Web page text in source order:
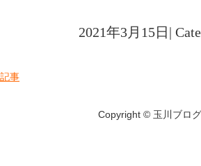
2021年3月15日|
事
Copyright © 玉川ブロ